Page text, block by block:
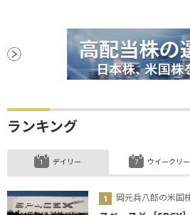
ランキング
デイリー
岡元兵八郎の米国
ウイークリー